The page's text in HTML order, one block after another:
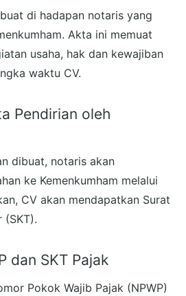
di hadapan notaris yang
Akta ini memuat
usaha, hak dan kewajiban
waktu CV.
Pendirian oleh
dibuat, notaris akan
ke Kemenkumham melalui
CV akan mendapatkan Surat
(SKT).
dan SKT Pajak
Pokok Wajib Pajak (NPWP)